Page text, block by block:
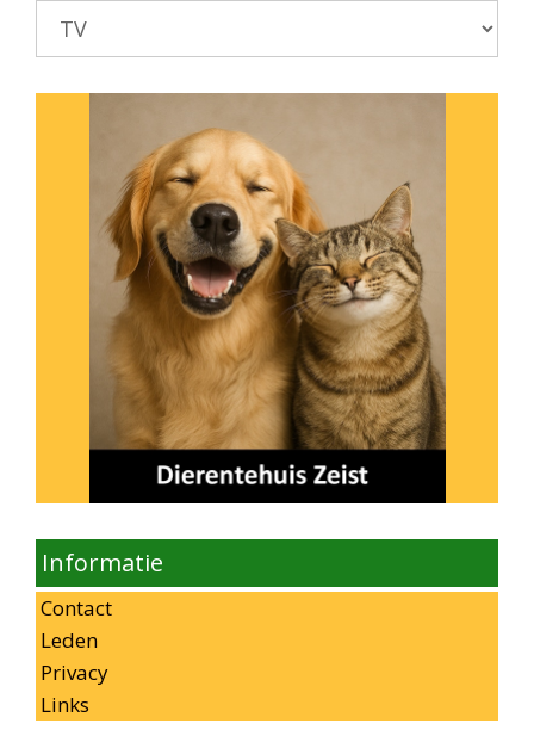
Kies
Informatie
Contact
Leden
Privacy
Links